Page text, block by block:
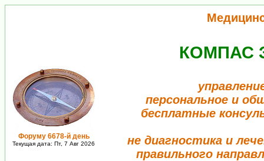
Форуму 6678-й день
Текущая дата: Пт, 7 Авг 2026
КОМПАС
персональное и
бесплатные
не диагностика и
правильного